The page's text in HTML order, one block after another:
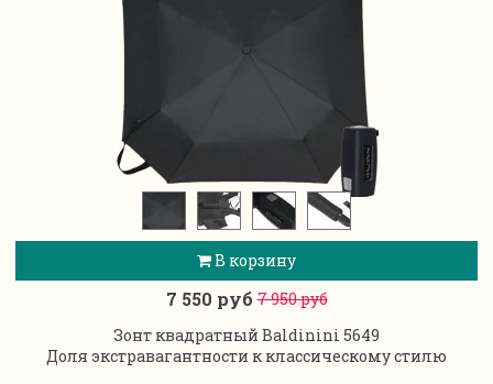
В корзину
7 550 руб7 950 руб
Зонт квадратный Baldinini 5649
Доля экстравагантности к классическому стилю